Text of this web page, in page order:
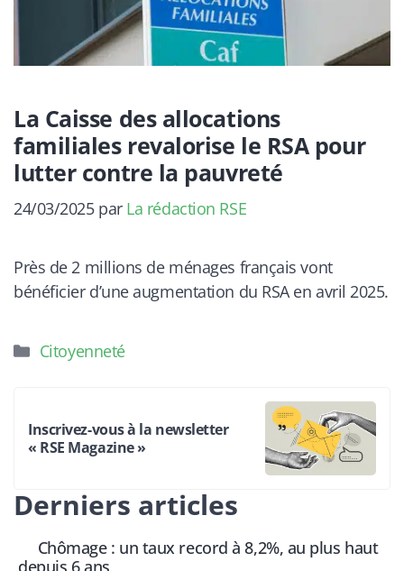
La Caisse des allocations
familiales revalorise le RSA pour
lutter contre la pauvreté
24/03/2025 par La rédaction RSE
Près de 2 millions de ménages français vont
bénéficier d’une augmentation du RSA en avril 2025.
Catégories
Citoyenneté
Inscrivez-vous à la newsletter
« RSE Magazine »
Derniers articles
Chômage : un taux record à 8,2%, au plus haut
depuis 6 ans